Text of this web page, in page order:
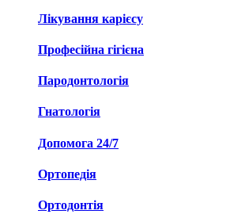
Лікування карієсу
Професійна гігієна
Пародонтологія
Гнатологія
Допомога 24/7
Ортопедія
Ортодонтія